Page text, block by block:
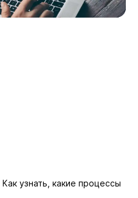
Как узнать, какие процессы